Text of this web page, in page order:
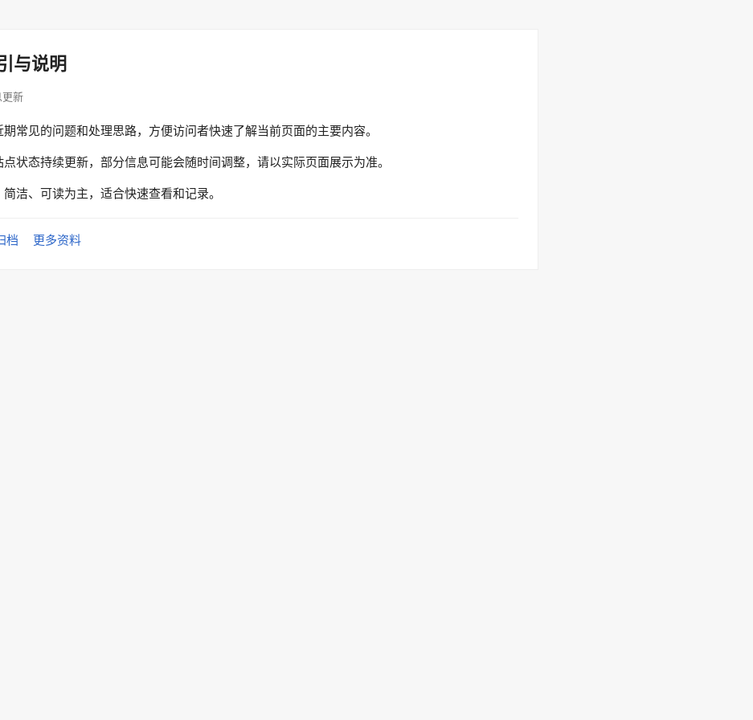
与说明
更新
常见的问题和处理思路，方便访问者快速了解当前页面的主要内容。
状态持续更新，部分信息可能会随时间调整，请以实际页面展示为准。
洁、可读为主，适合快速查看和记录。
档 更多资料